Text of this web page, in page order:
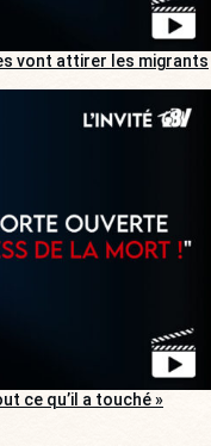
vont attirer les migrants
ce qu’il a touché »